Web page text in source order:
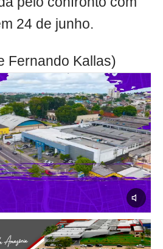
24 de junho.
Fernando Kallas)